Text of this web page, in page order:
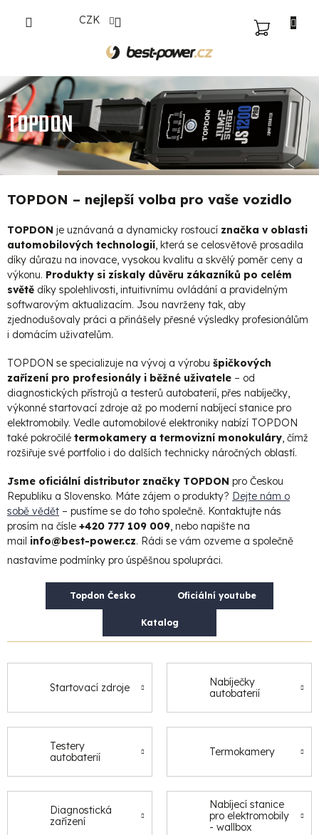
CZK
NÁKUPNÍ
TOPDON
TOPDON – nejlepší volba pro vaše vozidlo
TOPDON je uznávaná a dynamicky rostoucí značka v oblasti
automobilových technologií, která se celosvětově prosadila
díky důrazu na inovace, vysokou kvalitu a skvělý poměr ceny a
výkonu. Produkty si získaly důvěru zákazníků po celém
světě díky spolehlivosti, intuitivnímu ovládání a pravidelným
softwarovým aktualizacím. Jsou navrženy tak, aby
zjednodušovaly práci a přinášely přesné výsledky profesionálům
i domácím uživatelům.
TOPDON se specializuje na vývoj a výrobu špičkových
zařízení pro profesionály i běžné uživatele – od
diagnostických přístrojů a testerů autobaterií, přes nabíječky,
výkonné startovací zdroje až po moderní nabíjecí stanice pro
elektromobily. Vedle automobilové elektroniky nabízí TOPDON
také pokročilé termokamery a termovizní monokuláry, čímž
rozšiřuje své portfolio i do dalších technicky náročných oblastí.
Jsme oficiální distributor značky TOPDON pro Českou
Republiku a Slovensko. Máte zájem o produkty? Dejte nám o
sobě vědět – pustíme se do toho společně. Kontaktujte nás
prosím na čísle +420 777 109 009, nebo napište na
mail info@best-power.cz. Rádi se vám ozveme a společně
nastavíme podmínky pro úspěšnou spolupráci.
Topdon Česko Oficiální youtube
Katalog
Startovací zdroje
Nabíječky
autobaterií
Testery
autobaterií
Termokamery
Diagnostická
zařízení
Nabíjecí stanice
pro elektromobily
- wallbox